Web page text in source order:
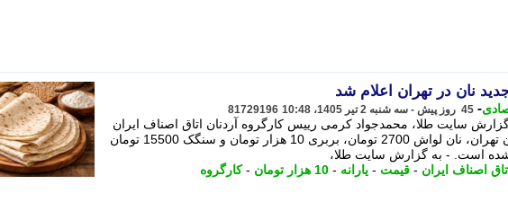
نان در تهران اعلام شد
- 45 روز پیش - سه شنبه 2 تیر 1405، 10:48 81729196
سایت طلا، محمدجواد کرمی رییس کارگروه آردنان اتاق اصناف ایران
گفت: در استان تهران، نان لواش 2700 تومان، بربری 10 هزار تومان و سنگک 15500 تومان
است. - به گزارش سایت طلا،
اتاق اصناف ایران - قیمت - یارانه - 10 هزار تومان -کارگروه